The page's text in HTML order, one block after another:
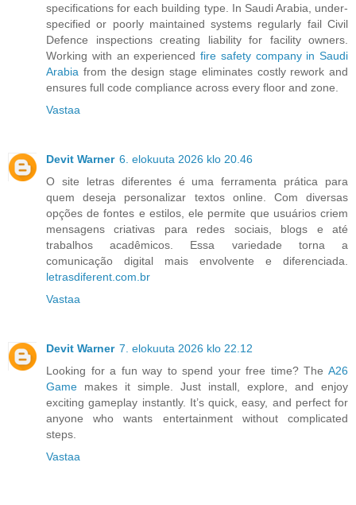
specifications for each building type. In Saudi Arabia, under-
specified or poorly maintained systems regularly fail Civil
Defence inspections creating liability for facility owners.
Working with an experienced fire safety company in Saudi
Arabia from the design stage eliminates costly rework and
ensures full code compliance across every floor and zone.
Vastaa
Devit Warner 6. elokuuta 2026 klo 20.46
O site letras diferentes é uma ferramenta prática para
quem deseja personalizar textos online. Com diversas
opções de fontes e estilos, ele permite que usuários criem
mensagens criativas para redes sociais, blogs e até
trabalhos acadêmicos. Essa variedade torna a
comunicação digital mais envolvente e diferenciada.
letrasdiferent.com.br
Vastaa
Devit Warner 7. elokuuta 2026 klo 22.12
Looking for a fun way to spend your free time? The A26
Game makes it simple. Just install, explore, and enjoy
exciting gameplay instantly. It’s quick, easy, and perfect for
anyone who wants entertainment without complicated
steps.
Vastaa